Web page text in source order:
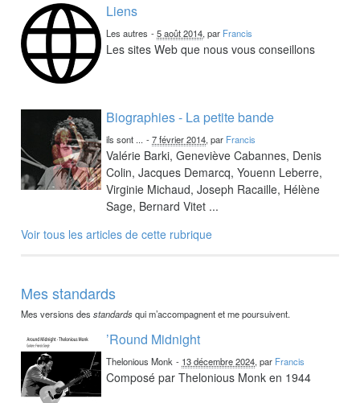
Liens
Les autres -5 août 2014, par Francis
Les sites Web que nous vous conseillons
Biographies - La petite bande
ils sont ... -7 février 2014, par Francis
Valérie Barki, Geneviève Cabannes, Denis
Colin, Jacques Demarcq, Youenn Leberre,
Virginie Michaud, Joseph Racaille, Hélène
Sage, Bernard Vitet ...
Voir tous les articles de cette rubrique
Mes standards
Mes versions desstandardsqui m’accompagnent et me poursuivent.
’Round Midnight
Thelonious Monk - 13 décembre 2024, par Francis
Composé par Thelonious Monk en 1944